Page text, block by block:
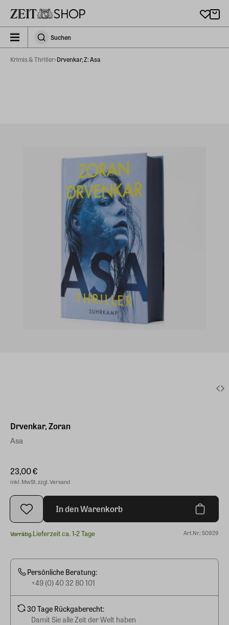
zeit_storefront.components.search.collapsed
SuchenSuchen
Krimis & Thriller Drvenkar, Z: Asa
Drvenkar, Zoran
Asa
23,00 €
inkl. MwSt. zzgl. Versand
In den Warenkorb
Vorrätig.Lieferzeit ca. 1-2 Tage Art.Nr.: 50929
Persönliche Beratung:
+49 (0) 40 32 80 101
30 Tage Rückgaberecht:
Damit Sie alle Zeit der Welt haben